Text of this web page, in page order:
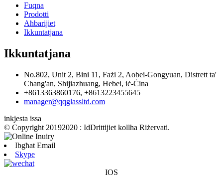
Fuqna
Prodotti
Aħbarijiet
Ikkuntatjana
Ikkuntatjana
No.802, Unit 2, Bini 11, Fażi 2, Aobei-Gongyuan, Distrett ta'
Chang'an, Shijiazhuang, Hebei, iċ-Ċina
+8613363860176, +8613223455645
manager@qqglassltd.com
inkjesta issa
© Copyright 20192020 : IdDrittijiet kollha Riżervati.
Ibgħat Email
Skype
IOS